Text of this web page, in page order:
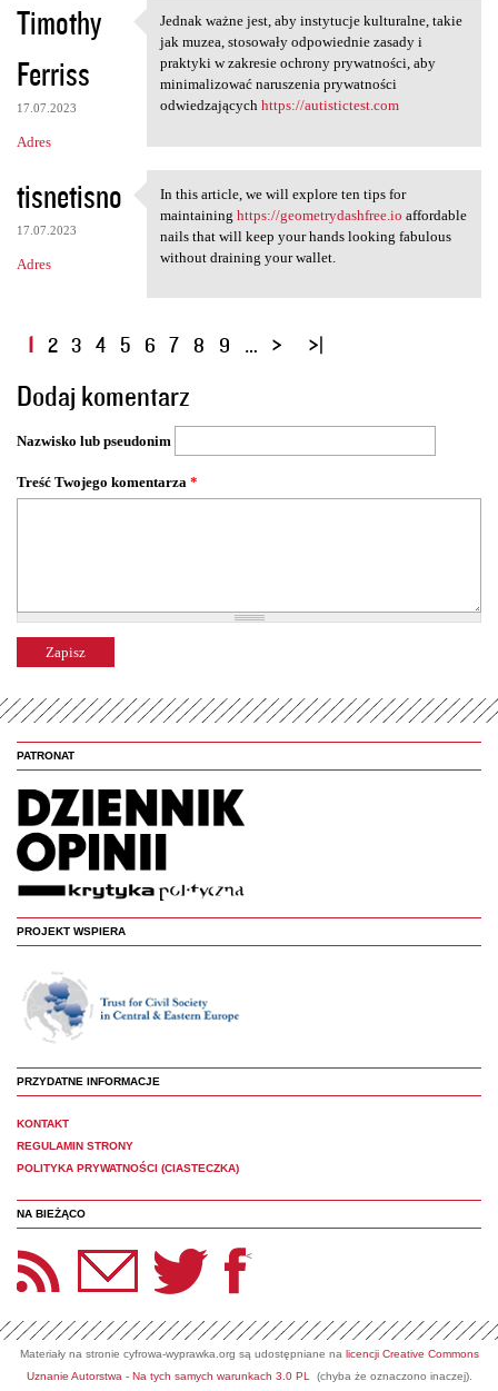
Timothy
Ferriss
17.07.2023
Adres
Jednak ważne jest, aby
Jednak ważne jest, aby instytucje kulturalne, takie
jak muzea, stosowały odpowiednie zasady i
praktyki w zakresie ochrony prywatności, aby
minimalizować naruszenia prywatności
odwiedzających https://autistictest.com
tisnetisno
17.07.2023
Adres
In this article, we will
In this article, we will explore ten tips for
maintaining https://geometrydashfree.io affordable
nails that will keep your hands looking fabulous
without draining your wallet.
S
r
o
y
1 2 3 4 5 6 7 8 9 …
Dodaj komentarz
Nazwisko lub pseudonim
Treść Twojego komentarza *
PATRONAT
PROJEKT WSPIERA
PRZYDATNE INFORMACJE
KONTAKT
REGULAMIN STRONY
POLITYKA PRYWATNOŚCI (CIASTECZKA)
NA BIEŻĄCO
Panoptyka Facebook <
Materiały na stronie cyfrowa-wyprawka.org są udostępniane na licencji Creative Commons
Uznanie Autorstwa - Na tych samych warunkach 3.0 PL
(chyba że oznaczono inaczej).